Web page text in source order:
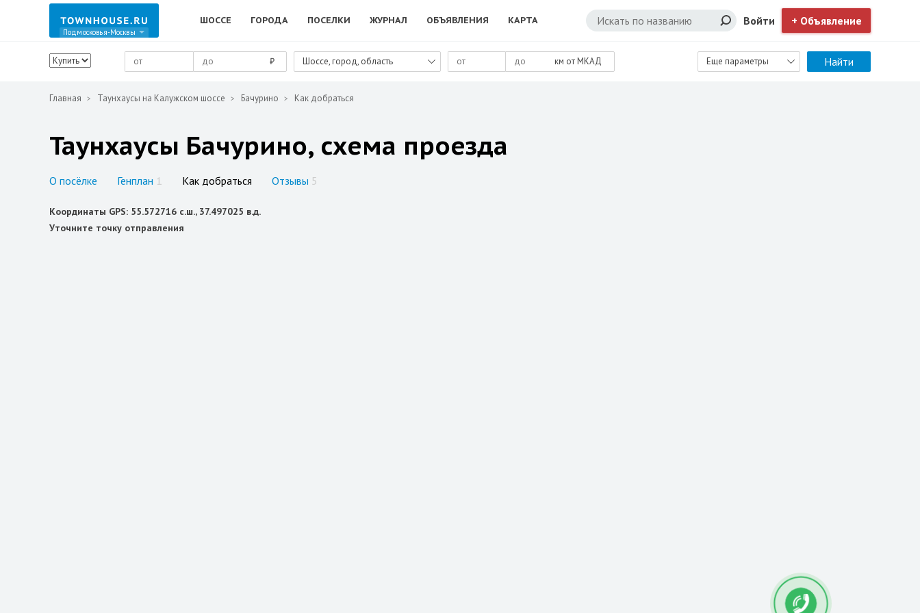
Подмосковья-Москвы
ШОССЕ ГОРОДА ПОСЕЛКИ ЖУРНАЛ ОБЪЯВЛЕНИЯ КАРТА Войти + Объявление
₽ Шоссе, город, область км от МКАД Еще параметры Найти
Главная Таунхаусы на Калужском шоссе Бачурино Как добраться
Таунхаусы Бачурино, схема проезда
О посёлке Генплан 1 Как добраться Отзывы 5
Координаты GPS: 55.572716 с.ш., 37.497025 в.д.
Уточните точку отправления